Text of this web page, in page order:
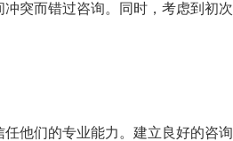
突而错过咨询。同时，考虑到初
他们的专业能力。建立良好的咨